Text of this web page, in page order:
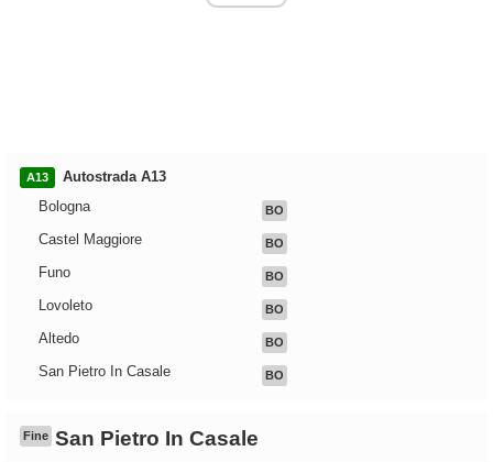
A13
Autostrada A13
Bologna
BO
Castel Maggiore BO
Funo BO
Lovoleto BO
Altedo BO
San Pietro In Casale BO
Fine San Pietro In Casale